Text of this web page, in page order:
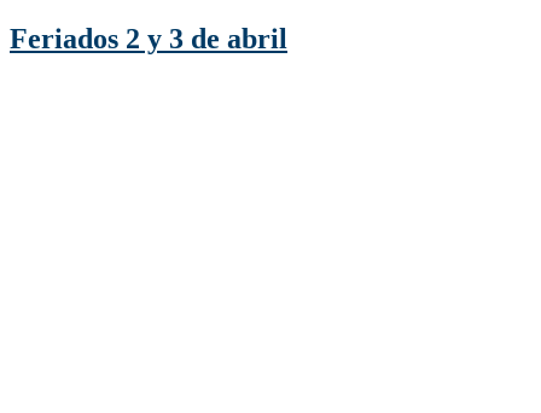
Feriados 2 y 3 de abril